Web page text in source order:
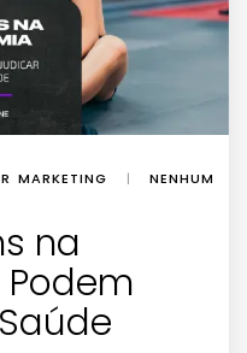
MARKETING |
NENHUM
na